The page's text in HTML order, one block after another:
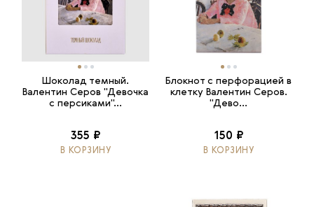
Шоколад темный.
Валентин Серов "Девочка
с персиками"...
355 ₽
В КОРЗИНУ
Блокнот с перфорацией в
клетку Валентин Серов.
"Дево...
150 ₽
В КОРЗИНУ